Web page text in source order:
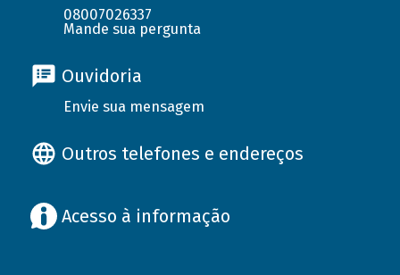
08007026337
Mande sua pergunta
Ouvidoria
Envie sua mensagem
Outros telefones e endereços
Acesso à informação